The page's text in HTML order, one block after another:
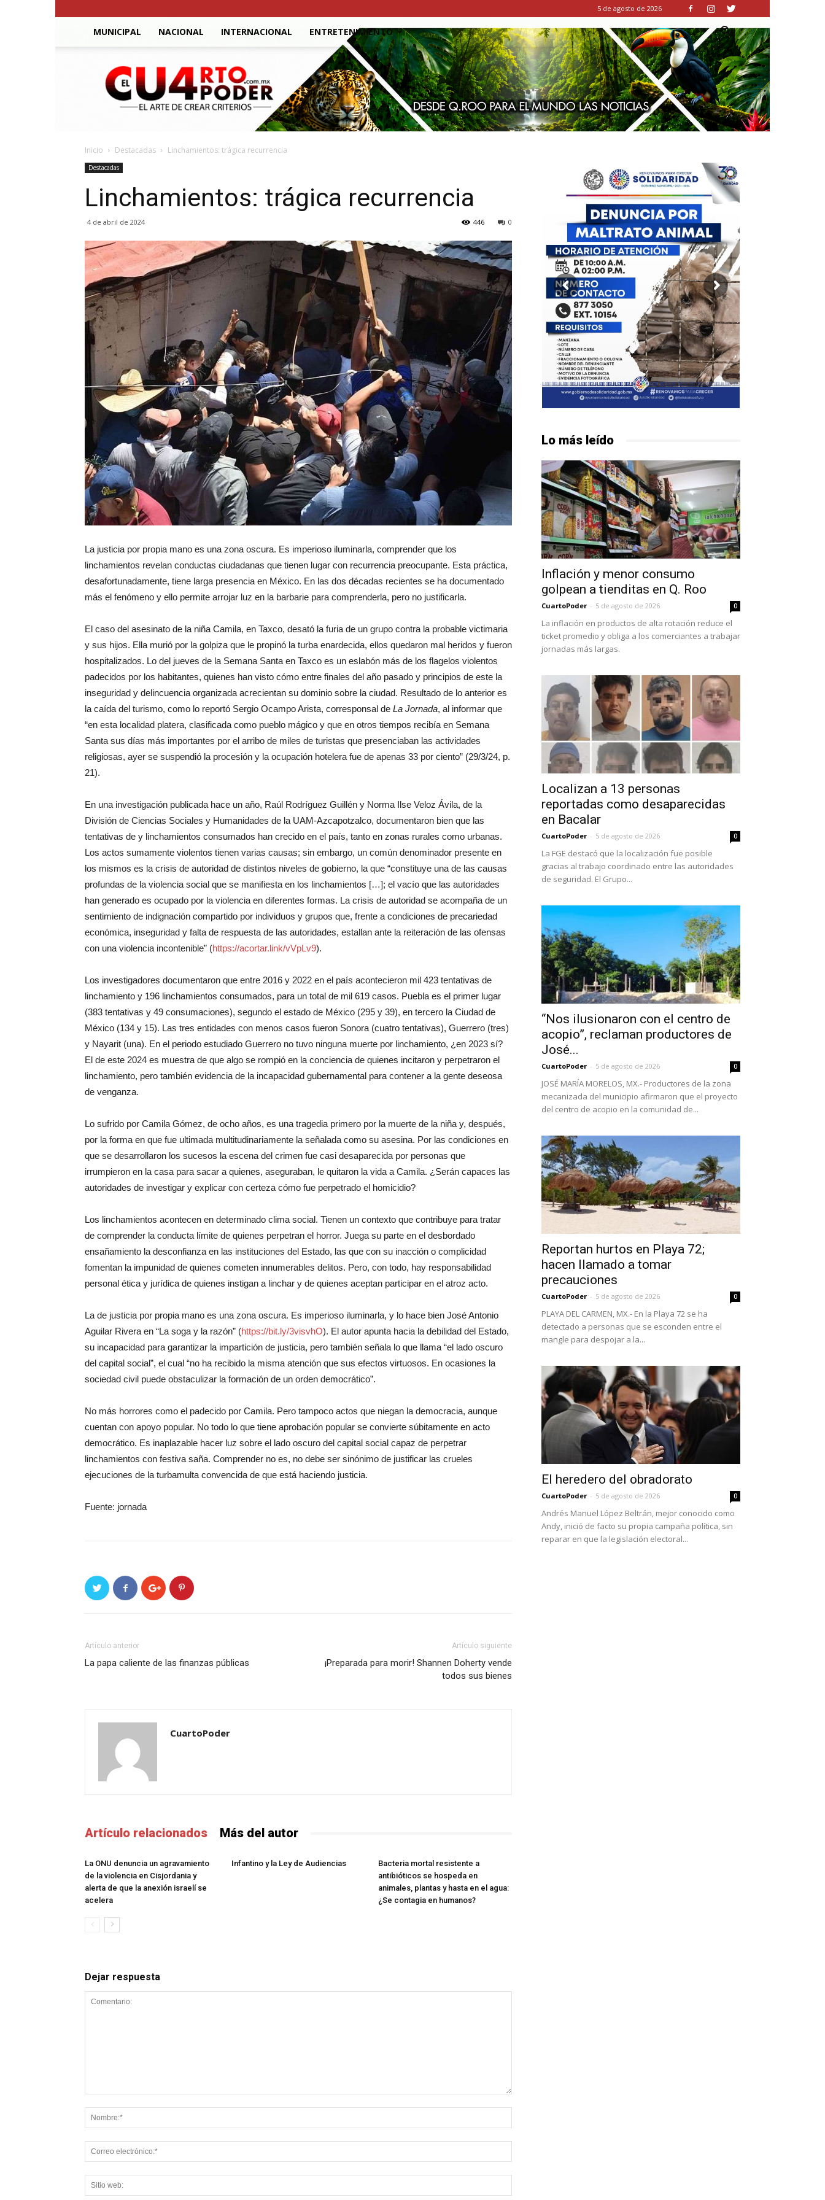
5 de agosto de 2026
MUNICIPAL NACIONAL INTERNACIONAL ENTRETENIMIENTO
El
Cuarto
Poder
Inicio Destacadas Linchamientos: trágica recurrencia
Destacadas
Linchamientos: trágica recurrencia
4 de abril de 2024 0
446
La justicia por propia mano es una zona oscura. Es imperioso iluminarla, comprender que los
linchamientos revelan conductas ciudadanas que tienen lugar con recurrencia preocupante. Esta práctica,
desafortunadamente, tiene larga presencia en México. En las dos décadas recientes se ha documentado
más el fenómeno y ello permite arrojar luz en la barbarie para comprenderla, pero no justificarla.
El caso del asesinato de la niña Camila, en Taxco, desató la furia de un grupo contra la probable victimaria
y sus hijos. Ella murió por la golpiza que le propinó la turba enardecida, ellos quedaron mal heridos y fueron
hospitalizados. Lo del jueves de la Semana Santa en Taxco es un eslabón más de los flagelos violentos
padecidos por los habitantes, quienes han visto cómo entre finales del año pasado y principios de este la
inseguridad y delincuencia organizada acrecientan su dominio sobre la ciudad. Resultado de lo anterior es
la caída del turismo, como lo reportó Sergio Ocampo Arista, corresponsal de La Jornada, al informar que
“en esta localidad platera, clasificada como pueblo mágico y que en otros tiempos recibía en Semana
Santa sus días más importantes por el arribo de miles de turistas que presenciaban las actividades
religiosas, ayer se suspendió la procesión y la ocupación hotelera fue de apenas 33 por ciento” (29/3/24, p.
21).
En una investigación publicada hace un año, Raúl Rodríguez Guillén y Norma Ilse Veloz Ávila, de la
División de Ciencias Sociales y Humanidades de la UAM-Azcapotzalco, documentaron bien que las
tentativas de y linchamientos consumados han crecido en el país, tanto en zonas rurales como urbanas.
Los actos sumamente violentos tienen varias causas; sin embargo, un común denominador presente en
los mismos es la crisis de autoridad de distintos niveles de gobierno, la que “constituye una de las causas
profundas de la violencia social que se manifiesta en los linchamientos […]; el vacío que las autoridades
han generado es ocupado por la violencia en diferentes formas. La crisis de autoridad se acompaña de un
sentimiento de indignación compartido por individuos y grupos que, frente a condiciones de precariedad
económica, inseguridad y falta de respuesta de las autoridades, estallan ante la reiteración de las ofensas
con una violencia incontenible” (https://acortar.link/vVpLv9).
Los investigadores documentaron que entre 2016 y 2022 en el país acontecieron mil 423 tentativas de
linchamiento y 196 linchamientos consumados, para un total de mil 619 casos. Puebla es el primer lugar
(383 tentativas y 49 consumaciones), segundo el estado de México (295 y 39), en tercero la Ciudad de
México (134 y 15). Las tres entidades con menos casos fueron Sonora (cuatro tentativas), Guerrero (tres)
y Nayarit (una). En el periodo estudiado Guerrero no tuvo ninguna muerte por linchamiento, ¿en 2023 sí?
El de este 2024 es muestra de que algo se rompió en la conciencia de quienes incitaron y perpetraron el
linchamiento, pero también evidencia de la incapacidad gubernamental para contener a la gente deseosa
de venganza.
Lo sufrido por Camila Gómez, de ocho años, es una tragedia primero por la muerte de la niña y, después,
por la forma en que fue ultimada multitudinariamente la señalada como su asesina. Por las condiciones en
que se desarrollaron los sucesos la escena del crimen fue casi desaparecida por personas que
irrumpieron en la casa para sacar a quienes, aseguraban, le quitaron la vida a Camila. ¿Serán capaces las
autoridades de investigar y explicar con certeza cómo fue perpetrado el homicidio?
Los linchamientos acontecen en determinado clima social. Tienen un contexto que contribuye para tratar
de comprender la conducta límite de quienes perpetran el horror. Juega su parte en el desbordado
ensañamiento la desconfianza en las instituciones del Estado, las que con su inacción o complicidad
fomentan la impunidad de quienes cometen innumerables delitos. Pero, con todo, hay responsabilidad
personal ética y jurídica de quienes instigan a linchar y de quienes aceptan participar en el atroz acto.
La de justicia por propia mano es una zona oscura. Es imperioso iluminarla, y lo hace bien José Antonio
Aguilar Rivera en “La soga y la razón” (https://bit.ly/3visvhO). El autor apunta hacia la debilidad del Estado,
su incapacidad para garantizar la impartición de justicia, pero también señala lo que llama “el lado oscuro
del capital social”, el cual “no ha recibido la misma atención que sus efectos virtuosos. En ocasiones la
sociedad civil puede obstaculizar la formación de un orden democrático”.
No más horrores como el padecido por Camila. Pero tampoco actos que niegan la democracia, aunque
cuentan con apoyo popular. No todo lo que tiene aprobación popular se convierte súbitamente en acto
democrático. Es inaplazable hacer luz sobre el lado oscuro del capital social capaz de perpetrar
linchamientos con festiva saña. Comprender no es, no debe ser sinónimo de justificar las crueles
ejecuciones de la turbamulta convencida de que está haciendo justicia.
Fuente: jornada
Artículo anterior
La papa caliente de las finanzas públicas
Artículo siguiente
¡Preparada para morir! Shannen Doherty vende
todos sus bienes
CuartoPoder
Artículo relacionados Más del autor
La ONU denuncia un agravamiento
de la violencia en Cisjordania y
alerta de que la anexión israelí se
acelera
Infantino y la Ley de Audiencias
Bacteria mortal resistente a
antibióticos se hospeda en
animales, plantas y hasta en el agua:
¿Se contagia en humanos?
Dejar respuesta
Lo más leído
Inflación y menor consumo
golpean a tienditas en Q. Roo
CuartoPoder - 5 de agosto de 2026 0
La inflación en productos de alta rotación reduce el
ticket promedio y obliga a los comerciantes a trabajar
jornadas más largas.
Localizan a 13 personas
reportadas como desaparecidas
en Bacalar
CuartoPoder - 5 de agosto de 2026 0
La FGE destacó que la localización fue posible
gracias al trabajo coordinado entre las autoridades
de seguridad. El Grupo...
“Nos ilusionaron con el centro de
acopio”, reclaman productores de
José...
CuartoPoder - 5 de agosto de 2026 0
JOSÉ MARÍA MORELOS, MX.- Productores de la zona
mecanizada del municipio afirmaron que el proyecto
del centro de acopio en la comunidad de...
Reportan hurtos en Playa 72;
hacen llamado a tomar
precauciones
CuartoPoder - 5 de agosto de 2026 0
PLAYA DEL CARMEN, MX.- En la Playa 72 se ha
detectado a personas que se esconden entre el
mangle para despojar a la...
El heredero del obradorato
CuartoPoder - 5 de agosto de 2026 0
Andrés Manuel López Beltrán, mejor conocido como
Andy, inició de facto su propia campaña política, sin
reparar en que la legislación electoral...